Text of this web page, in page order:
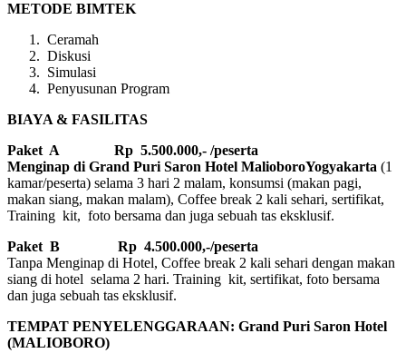
METODE BIMTEK
Ceramah
Diskusi
Simulasi
Penyusunan Program
BIAYA & FASILITAS
Paket A Rp 5.500.000,- /peserta
Menginap di Grand Puri Saron Hotel MalioboroYogyakarta (1
kamar/peserta) selama 3 hari 2 malam, konsumsi (makan pagi,
makan siang, makan malam), Coffee break 2 kali sehari, sertifikat,
Training kit, foto bersama dan juga sebuah tas eksklusif.
Paket B
Rp 4.500.000,-/peserta
Tanpa Menginap di Hotel, Coffee break 2 kali sehari dengan makan
siang di hotel selama 2 hari. Training kit, sertifikat, foto bersama
dan juga sebuah tas eksklusif.
TEMPAT PENYELENGGARAAN: Grand Puri Saron Hotel
(MALIOBORO)